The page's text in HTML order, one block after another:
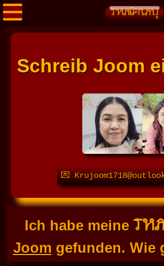
Schreib Joom
💌
Ich habe meine
Joomgefunden. Wie